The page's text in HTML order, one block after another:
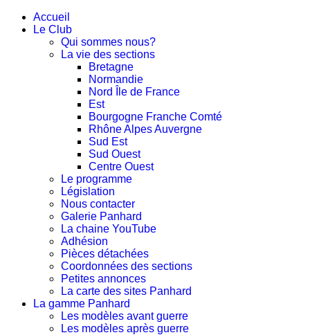
Accueil
Le Club
Qui sommes nous?
La vie des sections
Bretagne
Normandie
Nord Île de France
Est
Bourgogne Franche Comté
Rhône Alpes Auvergne
Sud Est
Sud Ouest
Centre Ouest
Le programme
Législation
Nous contacter
Galerie Panhard
La chaine YouTube
Adhésion
Pièces détachées
Coordonnées des sections
Petites annonces
La carte des sites Panhard
La gamme Panhard
Les modèles avant guerre
Les modèles après guerre